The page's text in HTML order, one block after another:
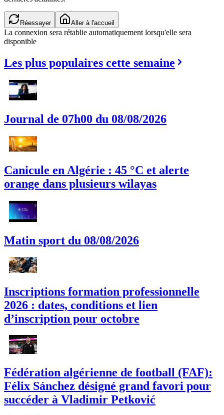
Réessayer Aller à l'accueil
La connexion sera rétablie automatiquement lorsqu'elle sera
disponible
Les plus populaires cette semaine
Journal de 07h00 du 08/08/2026
Canicule en Algérie : 45 °C et alerte
orange dans plusieurs wilayas
Matin sport du 08/08/2026
Inscriptions formation professionnelle
2026 : dates, conditions et lien
d’inscription pour octobre
Fédération algérienne de football (FAF):
Félix Sánchez désigné grand favori pour
succéder à Vladimir Petković